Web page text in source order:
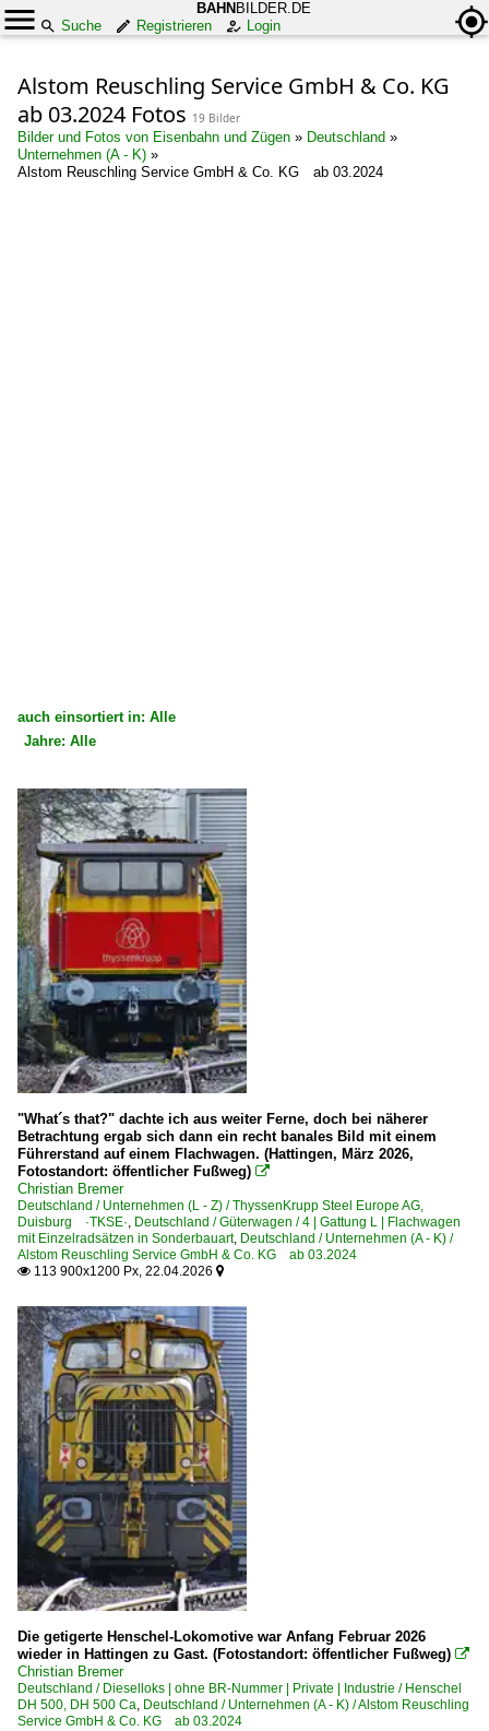
BAHN BILDER.DE
Suche
Registrieren Login
Alstom Reuschling Service GmbH & Co. KG
ab 03.2024 Fotos 19 Bilder
Bilder und Fotos von Eisenbahn und Zügen » Deutschland »
Unternehmen (A - K) »
Alstom Reuschling Service GmbH & Co. KG ab 03.2024
auch einsortiert in: Alle
Deutschland
Dieselloks | 92 80
1 202 BR 202 DR 112 · DR 110 DR V 100.1 Private
1 218 BR 218 Private
Dieselloks | bis 100 km/h | 98 80
0 264 BR 264 ·MaK G 765 C·
0 505 DB 259 ·Krauss-Maffei MH 05·
0 650 BR 650 ·Vossloh G6·
3 507 BR 507 ·Krauss-Maffei M 700 C · ML 700 C·
3 650 ·LHB 530 C·
Dieselloks | Kleinloks
0 262 BR 262 ·MaK G 761 C, G 763 C·
O&K MB 5 N
Dieselloks | ohne BR-Nummer | Private | Industrie
Deutz MS 530 C
Henschel DH 500, DH 500 Ca
Henschel DHG 500, DHG 500 C
O&K MB 280 N
Güterwagen
4 | Gattung L | Flachwagen mit Einzelradsätzen in
Unternehmen (A - K)
Unternehmen (L - Z)
ThyssenKrupp Steel Europe AG, Duisburg ·TKSE·
Jahre: Alle
Alle Jahre
2020
2024
2025
"What´s that?" dachte ich aus weiter Ferne, doch bei näherer
Betrachtung ergab sich dann ein recht banales Bild mit einem
Führerstand auf einem Flachwagen. (Hattingen, März 2026,
Fotostandort: öffentlicher Fußweg) 
Christian Bremer
Deutschland / Unternehmen (L - Z) / ThyssenKrupp Steel Europe AG,
Duisburg ·TKSE·, Deutschland / Güterwagen / 4 | Gattung L | Flachwagen
mit Einzelradsätzen in Sonderbauart, Deutschland / Unternehmen (A - K) /
Alstom Reuschling Service GmbH & Co. KG ab 03.2024
 113 900x1200 Px, 22.04.2026 
Die getigerte Henschel-Lokomotive war Anfang Februar 2026
wieder in Hattingen zu Gast. (Fotostandort: öffentlicher Fußweg) 
Christian Bremer
Deutschland / Dieselloks | ohne BR-Nummer | Private | Industrie / Henschel
DH 500, DH 500 Ca, Deutschland / Unternehmen (A - K) / Alstom Reuschling
Service GmbH & Co. KG ab 03.2024